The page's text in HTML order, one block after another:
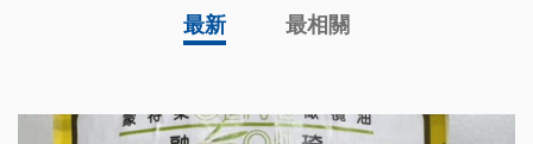
最新 最相關